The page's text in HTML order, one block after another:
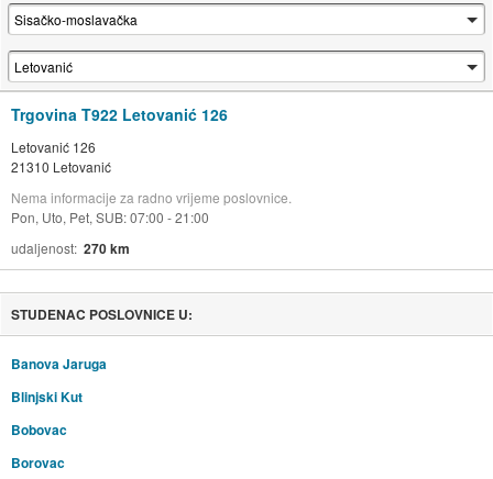
Trgovina T922 Letovanić 126
Letovanić 126
21310 Letovanić
Nema informacije za radno vrijeme poslovnice.
Pon, Uto, Pet, SUB: 07:00 - 21:00
udaljenost 270 km
STUDENAC POSLOVNICE U:
Banova Jaruga
Blinjski Kut
Bobovac
Borovac